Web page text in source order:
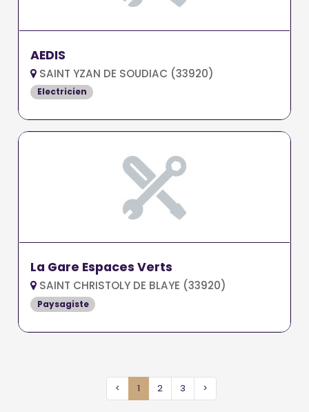
AEDIS
SAINT YZAN DE SOUDIAC (33920)
Electricien
La Gare Espaces Verts
SAINT CHRISTOLY DE BLAYE (33920)
Paysagiste
< 1 2 3 >